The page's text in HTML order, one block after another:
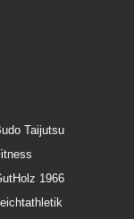
Taijutsu
1966